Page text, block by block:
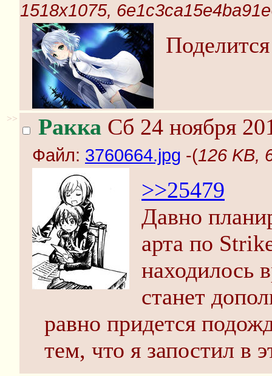
1518x1075,
>> Ракка Сб 24 ноября
Файл: 3760664.jpg -(126 KB,
>>25479
Давно
арта по
находилось
станет
равно придется
тем, что я запостил в